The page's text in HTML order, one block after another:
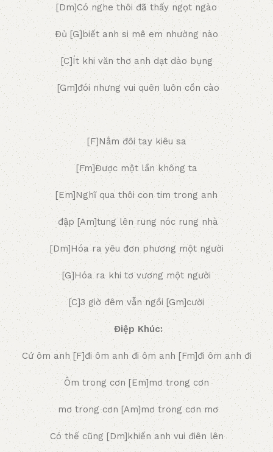
[Dm]Có nghe thôi đã thấy ngọt ngào
Đủ [G]biết anh si mê em nhường nào
[C]Ít khi văn thơ anh dạt dào bụng
[Gm]đói nhưng vui quên luôn cồn cào
[F]Nắm đôi tay kiêu sa
[Fm]Được một lần không ta
[Em]Nghĩ qua thôi con tim trong anh
đập [Am]tung lên rung nóc rung nhà
[Dm]Hóa ra yêu đơn phương một người
[G]Hóa ra khi tơ vương một người
[C]3 giờ đêm vẫn ngồi [Gm]cười
Điệp Khúc:
Cứ ôm anh [F]đi ôm anh đi ôm anh [Fm]đi ôm anh đi
Ôm trong cơn [Em]mơ trong cơn
mơ trong cơn [Am]mơ trong cơn mơ
Có thế cũng [Dm]khiến anh vui điên lên